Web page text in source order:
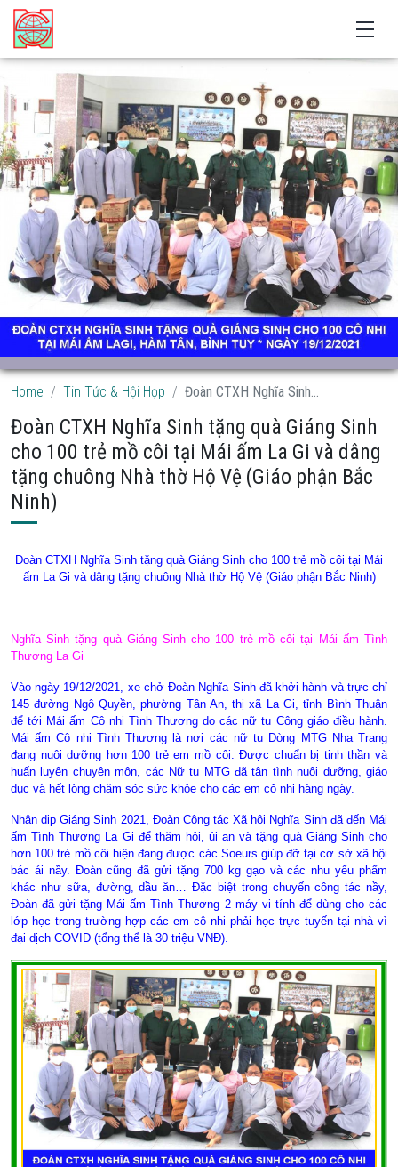
Home Tin Tức & Hội Họp Đoàn CTXH Nghĩa Sinh...
Đoàn CTXH Nghĩa Sinh tặng quà Giáng Sinh
cho 100 trẻ mồ côi tại Mái ấm La Gi và dâng
tặng chuông Nhà thờ Hộ Vệ (Giáo phận Bắc
Ninh)
Đoàn CTXH Nghĩa Sinh tặng quà Giáng Sinh cho 100 trẻ mồ côi tại Mái
ấm La Gi và dâng tặng chuông Nhà thờ Hộ Vệ (Giáo phận Bắc Ninh)
Nghĩa Sinh tặng quà Giáng Sinh cho 100 trẻ mồ côi tại Mái ấm Tình
Thương La Gi
Vào ngày 19/12/2021, xe chở Đoàn Nghĩa Sinh đã khởi hành và trực chỉ
145 đường Ngô Quyền, phường Tân An, thị xã La Gi, tỉnh Bình Thuận
để tới Mái ấm Cô nhi Tình Thương do các nữ tu Công giáo điều hành.
Mái ấm Cô nhi Tình Thương là nơi các nữ tu Dòng MTG Nha Trang
đang nuôi dưỡng hơn 100 trẻ em mồ côi. Được chuẩn bị tinh thần và
huấn luyện chuyên môn, các Nữ tu MTG đã tận tình nuôi dưỡng, giáo
dục và hết lòng chăm sóc sức khỏe cho các em cô nhi hàng ngày.
Nhân dịp Giáng Sinh 2021, Đoàn Công tác Xã hội Nghĩa Sinh đã đến Mái
ấm Tình Thương La Gi để thăm hỏi, ủi an và tặng quà Giáng Sinh cho
hơn 100 trẻ mồ côi hiện đang được các Soeurs giúp đỡ tại cơ sở xã hội
bác ái nầy. Đoàn cũng đã gửi tặng 700 kg gạo và các nhu yếu phẩm
khác như sữa, đường, dầu ăn… Đặc biệt trong chuyến công tác nầy,
Đoàn đã gửi tặng Mái ấm Tình Thương 2 máy vi tính để dùng cho các
lớp học trong trường hợp các em cô nhi phải học trực tuyến tại nhà vì
đại dịch COVID (tổng thể là 30 triệu VNĐ).